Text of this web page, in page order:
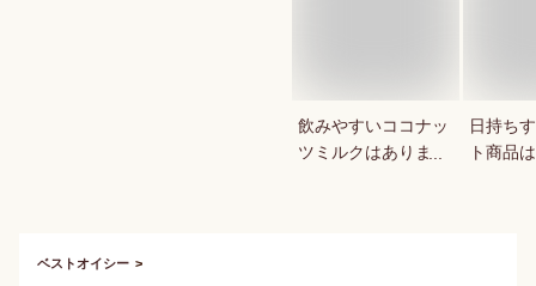
飲みやすいココナッ
ツミルクはあります
日持ち
ト商品
ベストオイシー